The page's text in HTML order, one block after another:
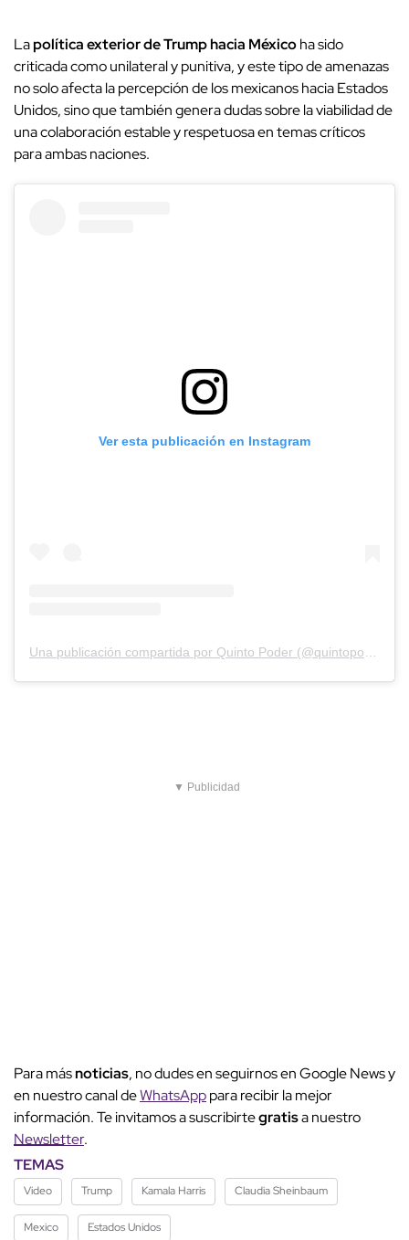
Lapolítica exterior de Trump hacia Méxicoha sido
criticada como unilateral y punitiva, y este tipo de amenazas
no solo afecta la percepción de los mexicanos hacia Estados
Unidos, sino que también genera dudas sobre la viabilidad de
una colaboración estable y respetuosa en temas críticos
para ambas naciones.
Ver esta publicación en Instagram
▼ Publicidad
Para másnoticias, no dudes en seguirnos en Google News y
en nuestro canal deWhatsApppara recibir la mejor
información. Te invitamos a suscribirtegratisa nuestro
Newsletter.
TEMAS
Video Trump Kamala Harris Claudia Sheinbaum
Mexico Estados Unidos